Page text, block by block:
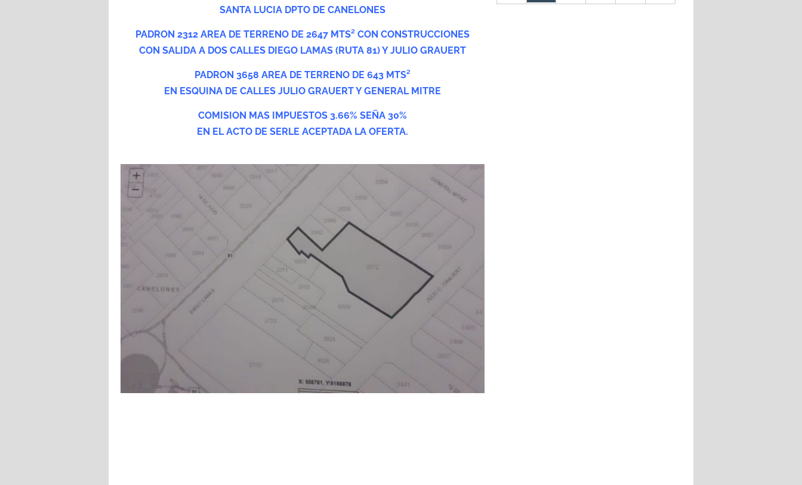
SANTA LUCIA DPTO DE CANELONES
PADRON 2312 AREA DE TERRENO DE 2647 MTS² CON CONSTRUCCIONES
CON SALIDA A DOS CALLES DIEGO LAMAS (RUTA 81) Y JULIO GRAUERT
PADRON 3658 AREA DE TERRENO DE 643 MTS²
EN ESQUINA DE CALLES JULIO GRAUERT Y GENERAL MITRE
COMISION MAS IMPUESTOS 3.66% SEÑA 30%
EN EL ACTO DE SERLE ACEPTADA LA OFERTA.